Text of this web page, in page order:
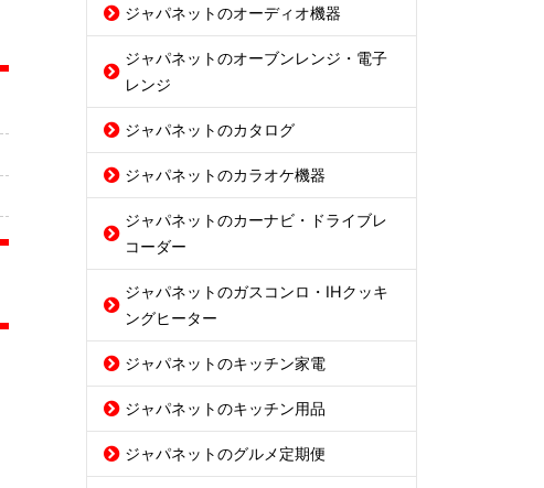
ジャパネットのオーディオ機器
ジャパネットのオーブンレンジ・電子
レンジ
ジャパネットのカタログ
ジャパネットのカラオケ機器
ジャパネットのカーナビ・ドライブレ
コーダー
ジャパネットのガスコンロ・IHクッキ
ングヒーター
ジャパネットのキッチン家電
ジャパネットのキッチン用品
ジャパネットのグルメ定期便